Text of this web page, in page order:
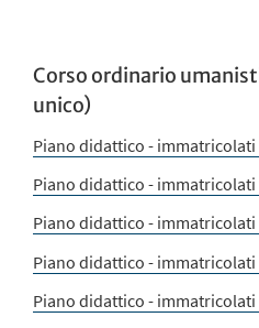
Corso ordinario
unico)
Piano didattico - immatricolati
Piano didattico - immatricolati
Piano didattico - immatricolati
Piano didattico - immatricolati
Piano didattico - immatricolati